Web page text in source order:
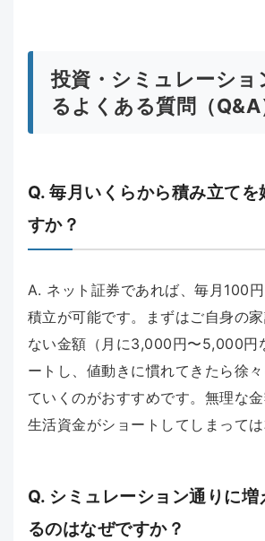
投資・シミュレーショ
るよくある質問（Q&A
Q. 毎月いくらから積み立て
すか？
A. ネット証券であれば、毎月100
積立が可能です。まずはご自身の
ない金額（月に3,000円〜5,000円
ートし、値動きに慣れてきたら徐
ていくのがおすすめです。無理な金
生活資金がショートしてしまっては
Q. シミュレーション通りに増
るのはなぜですか？